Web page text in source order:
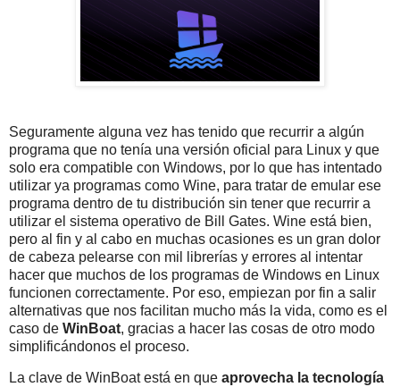
Seguramente alguna vez has tenido que recurrir a algún
programa que no tenía una versión oficial para Linux y que
solo era compatible con Windows, por lo que has intentado
utilizar ya programas como Wine, para tratar de emular ese
programa dentro de tu distribución sin tener que recurrir a
utilizar el sistema operativo de Bill Gates. Wine está bien,
pero al fin y al cabo en muchas ocasiones es un gran dolor
de cabeza pelearse con mil librerías y errores al intentar
hacer que muchos de los programas de Windows en Linux
funcionen correctamente. Por eso, empiezan por fin a salir
alternativas que nos facilitan mucho más la vida, como es el
caso de WinBoat, gracias a hacer las cosas de otro modo
simplificándonos el proceso.
La clave de WinBoat está en que aprovecha la tecnología